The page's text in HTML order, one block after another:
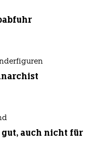
auch nicht für